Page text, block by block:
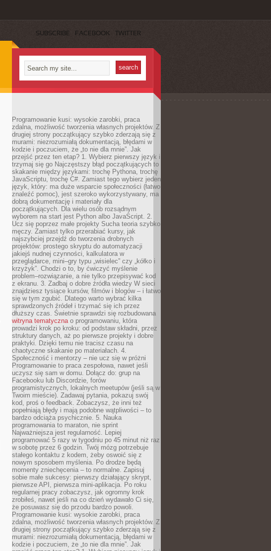
SUBSCRIBE FACEBOOK TWITTER
Programowanie kusi: wysokie zarobki, praca
zdalna, możliwość tworzenia własnych projektów. Z
drugiej strony początkujący szybko zderzają się z
murami: niezrozumiałą dokumentacją, błędami w
kodzie i poczuciem, że „to nie dla mnie”. Jak
przejść przez ten etap? 1. Wybierz pierwszy język i
trzymaj się go Najczęstszy błąd początkujących to
skakanie między językami: trochę Pythona, trochę
JavaScriptu, trochę C#. Zamiast tego wybierz jeden
język, który: ma duże wsparcie społeczności (łatwo
znaleźć pomoc), jest szeroko wykorzystywany, ma
dobrą dokumentację i materiały dla
początkujących. Dla wielu osób rozsądnym
wyborem na start jest Python albo JavaScript. 2.
Ucz się poprzez małe projekty Sucha teoria szybko
męczy. Zamiast tylko przerabiać kursy, jak
najszybciej przejdź do tworzenia drobnych
projektów: prostego skryptu do automatyzacji
jakiejś nudnej czynności, kalkulatora w
przeglądarce, mini–gry typu „wisielec” czy „kółko i
krzyżyk”. Chodzi o to, by ćwiczyć myślenie
problem–rozwiązanie, a nie tylko przepisywać kod
z ekranu. 3. Zadbaj o dobre źródła wiedzy W sieci
znajdziesz tysiące kursów, filmów i blogów – i łatwo
się w tym zgubić. Dlatego warto wybrać kilka
sprawdzonych źródeł i trzymać się ich przez
dłuższy czas. Świetnie sprawdzi się rozbudowana
witryna tematycznao programowaniu, która
prowadzi krok po kroku: od podstaw składni, przez
struktury danych, aż po pierwsze projekty i dobre
praktyki. Dzięki temu nie tracisz czasu na
chaotyczne skakanie po materiałach. 4.
Społeczność i mentorzy – nie ucz się w próżni
Programowanie to praca zespołowa, nawet jeśli
uczysz się sam w domu. Dołącz do: grup na
Facebooku lub Discordzie, forów
programistycznych, lokalnych meetupów (jeśli są w
Twoim mieście). Zadawaj pytania, pokazuj swój
kod, proś o feedback. Zobaczysz, że inni też
popełniają błędy i mają podobne wątpliwości – to
bardzo odciąża psychicznie. 5. Nauka
programowania to maraton, nie sprint
Najważniejsza jest regularność. Lepiej
programować 5 razy w tygodniu po 45 minut niż raz
w sobotę przez 6 godzin. Twój mózg potrzebuje
stałego kontaktu z kodem, żeby oswoić się z
nowym sposobem myślenia. Po drodze będą
momenty zniechęcenia – to normalne. Zapisuj
sobie małe sukcesy: pierwszy działający skrypt,
pierwsze API, pierwsza mini-aplikacja. Po roku
regularnej pracy zobaczysz, jak ogromny krok
zrobiłeś, nawet jeśli na co dzień wydawało Ci się,
że posuwasz się do przodu bardzo powoli.
Programowanie kusi: wysokie zarobki, praca
zdalna, możliwość tworzenia własnych projektów. Z
drugiej strony początkujący szybko zderzają się z
murami: niezrozumiałą dokumentacją, błędami w
kodzie i poczuciem, że „to nie dla mnie”. Jak